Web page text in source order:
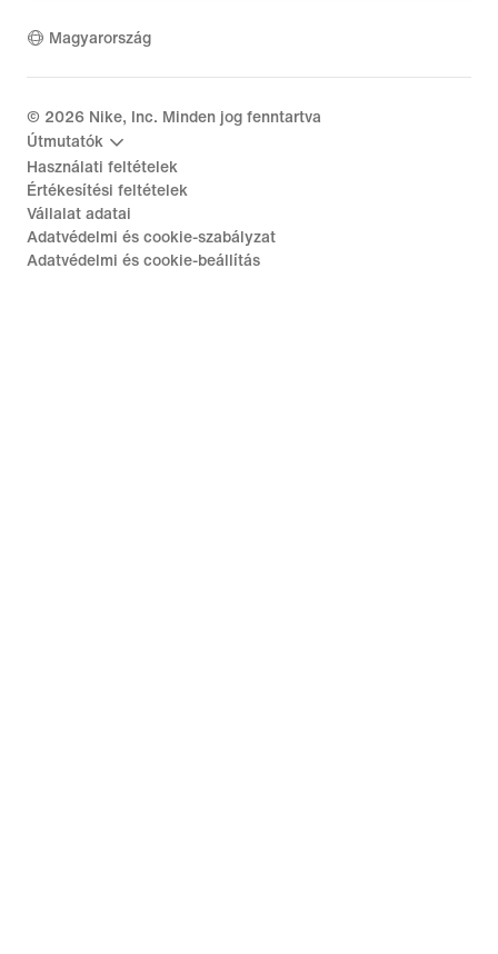
Magyarország
© 2026 Nike, Inc. Minden jog fenntartva
Útmutatók
Használati feltételek
Értékesítési feltételek
Vállalat adatai
Adatvédelmi és cookie-szabályzat
Adatvédelmi és cookie-beállítás